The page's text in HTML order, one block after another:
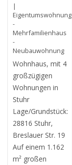
|
Eigentumswohnung
-
Mehrfamilienhaus
-
Neubauwohnung
Wohnhaus, mit 4
großzügigen
Wohnungen in
Stuhr
Lage/Grundstück:
28816 Stuhr,
Breslauer Str. 19
Auf einem 1.162
m² großen